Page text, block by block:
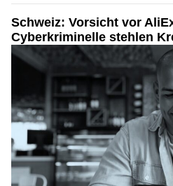
Schweiz: Vorsicht vor
Cyberkriminelle stehlen